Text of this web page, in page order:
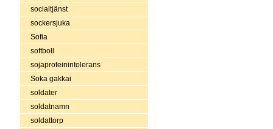
socialtjänst
sockersjuka
Sofia
softboll
sojaproteinintolerans
Soka gakkai
soldater
soldatnamn
soldattorp